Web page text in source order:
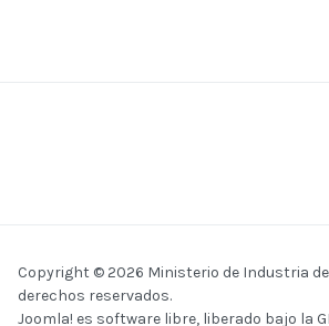
Copyright © 2026 Ministerio de Industria
derechos reservados.
Joomla! es software libre, liberado bajo la